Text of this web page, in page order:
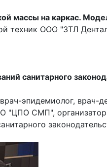
массы на каркас.
техник ООО "ЗТЛ
санитарного
эпидемиолог, врач-
"ЦПО СМП",